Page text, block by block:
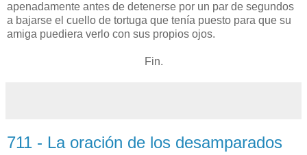
apenadamente antes de detenerse por un par de segundos
a bajarse el cuello de tortuga que tenía puesto para que su
amiga puediera verlo con sus propios ojos.
Fin.
711 - La oración de los desamparados